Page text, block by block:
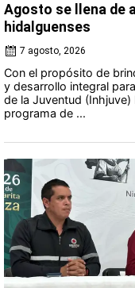
Agosto se llena de
hidalguenses
7 agosto, 2026
Con el propósito de
y desarrollo integral
de la Juventud
programa de ...